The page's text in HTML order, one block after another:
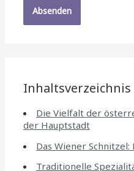
Inhaltsverzeichnis
Die Vielfalt der
der Hauptstadt
Das Wiener
Traditionelle